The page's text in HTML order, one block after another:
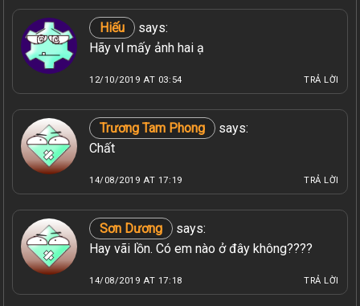
Hiếu
says:
Hãy vl mấy ảnh hai ạ
12/10/2019 AT 03:54 TRẢ LỜI
Trương Tam Phong
says:
Chất
14/08/2019 AT 17:19 TRẢ LỜI
Sơn Dương
says:
Hay vãi lồn. Có em nào ở đây không????
14/08/2019 AT 17:18 TRẢ LỜI